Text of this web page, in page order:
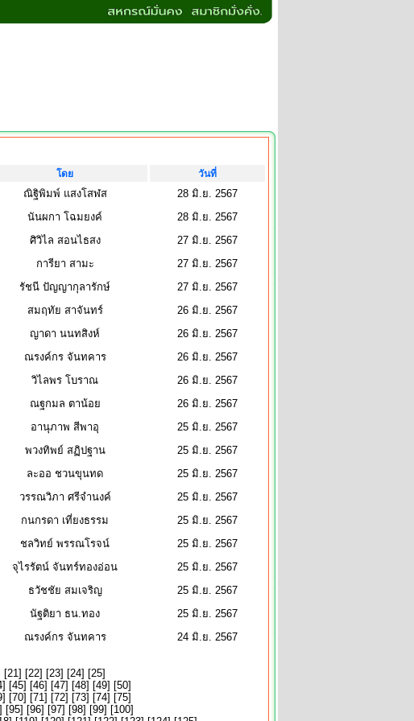
โดย วันที่
ณิฐิพิมพ์ แสงโสฬส
28 มิ.ย. 2567
นันผกา โฉมยงค์
28 มิ.ย. 2567
ศิวิไล สอนไธสง
27 มิ.ย. 2567
การียา สามะ
27 มิ.ย. 2567
รัชนี ปัญญากุลารักษ์
27 มิ.ย. 2567
สมฤทัย สาจันทร์
26 มิ.ย. 2567
ญาดา นนทสิงห์
26 มิ.ย. 2567
ณรงค์กร จันทคาร
26 มิ.ย. 2567
วิไลพร โบราณ
26 มิ.ย. 2567
ณฐกมล ตาน้อย
26 มิ.ย. 2567
อานุภาพ สีพาอุ
25 มิ.ย. 2567
พวงทิพย์ สฏิปฐาน
25 มิ.ย. 2567
ละออ ชวนขุนทด
25 มิ.ย. 2567
วรรณวิภา ศรีจำนงค์
25 มิ.ย. 2567
กนกรดา เที่ยงธรรม
25 มิ.ย. 2567
ชลวิทย์ พรรณโรจน์
25 มิ.ย. 2567
จุไรรัตน์ จันทร์ทองอ่อน
25 มิ.ย. 2567
ธวัชชัย สมเจริญ
25 มิ.ย. 2567
นัฐติยา ธน.ทอง
25 มิ.ย. 2567
ณรงค์กร จันทคาร 24 มิ.ย. 2567
[21] [22] [23] [24] [25]
] [45] [46] [47] [48] [49] [50]
] [70] [71] [72] [73] [74] [75]
] [95] [96] [97] [98] [99] [100]